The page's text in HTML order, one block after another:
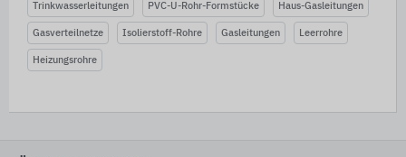
Trinkwasserleitungen PVC-U-Rohr-Formstücke Haus-Gasleitungen
Gasverteilnetze Isolierstoff-Rohre Gasleitungen Leerrohre
Heizungsrohre